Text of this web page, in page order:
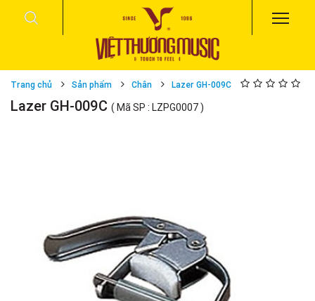
Trang chủ Sản phẩm Chân Lazer GH-009C
Lazer GH-009C ( Mã SP : LZPG0007 )